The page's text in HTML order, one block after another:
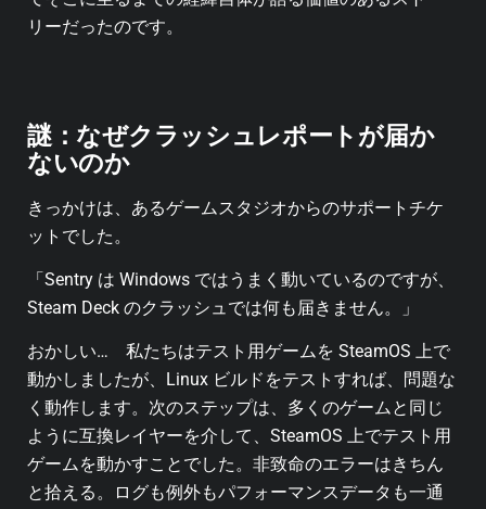
リーだったのです。
謎：なぜクラッシュレポートが届か
ないのか
きっかけは、あるゲームスタジオからのサポートチケ
ットでした。
「Sentry は Windows ではうまく動いているのですが、
Steam Deck のクラッシュでは何も届きません。」
おかしい… 私たちはテスト用ゲームを SteamOS 上で
動かしましたが、Linux ビルドをテストすれば、問題な
く動作します。次のステップは、多くのゲームと同じ
ように互換レイヤーを介して、SteamOS 上でテスト用
ゲームを動かすことでした。非致命のエラーはきちん
と拾える。ログも例外もパフォーマンスデータも一通